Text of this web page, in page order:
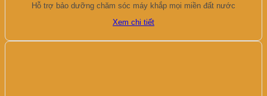
Hỗ trợ bảo dưỡng chăm sóc máy khắp mọi miền đất nước
Xem chi tiết